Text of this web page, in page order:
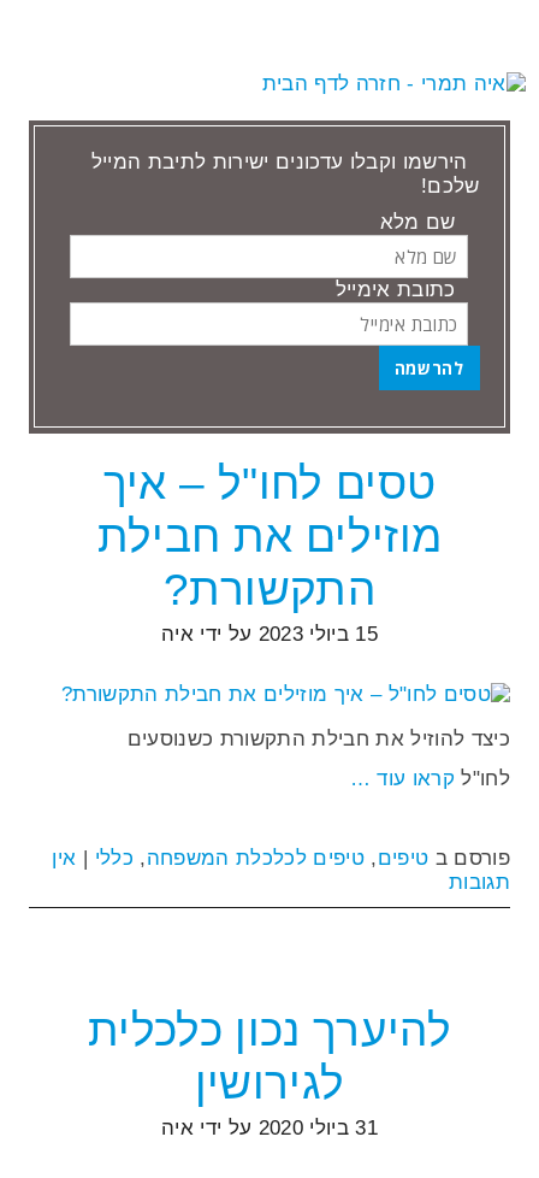
הירשמו וקבלו עדכונים ישירות לתיבת המייל
שלכם!
שם מלא
כתובת אימייל
הודעות שתייגו ‘חיסכון’
טסים לחו"ל – איך
מוזילים את חבילת
התקשורת?
15 ביולי 2023 על ידי איה
כיצד להוזיל את חבילת התקשורת כשנוסעים
לחו"ל קראו עוד …
פורסם ב טיפים,טיפים לכלכלת המשפחה, כללי | אין
תגובות
להיערך נכון כלכלית
לגירושין
31 ביולי 2020 על ידי איה